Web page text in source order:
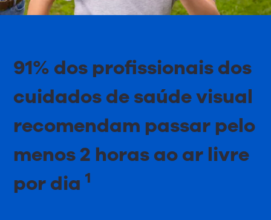
91% dos profissionais dos
cuidados de saúde visual
recomendam passar pelo
menos 2 horas ao ar livre
por dia1